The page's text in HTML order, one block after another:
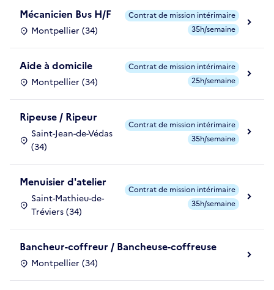
Mécanicien Bus H/F
Montpellier (34)
Contrat de mission intérimaire
35h/semaine
Aide à domicile
Montpellier (34)
Contrat de mission intérimaire
25h/semaine
Ripeuse / Ripeur
Saint-Jean-de-Védas
(34)
Contrat de mission intérimaire
35h/semaine
Menuisier d'atelier
Saint-Mathieu-de-
Tréviers (34)
Contrat de mission intérimaire
35h/semaine
Bancheur-coffreur / Bancheuse-coffreuse
Montpellier (34)